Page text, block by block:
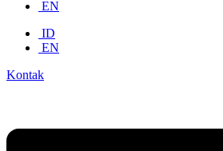
EN
ID
EN
Kontak